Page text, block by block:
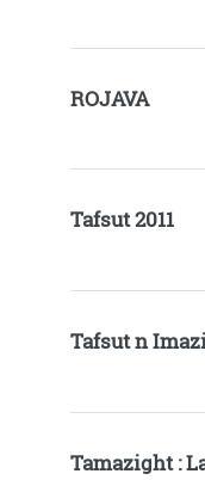
ROJAVA
Tafsut 2011
Tafsut n
Tamazight :